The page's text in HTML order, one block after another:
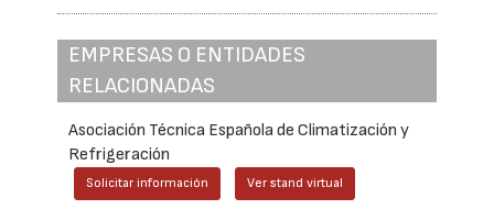
EMPRESAS O ENTIDADES
RELACIONADAS
Asociación Técnica Española de Climatización y
Refrigeración
Solicitar información Ver stand virtual